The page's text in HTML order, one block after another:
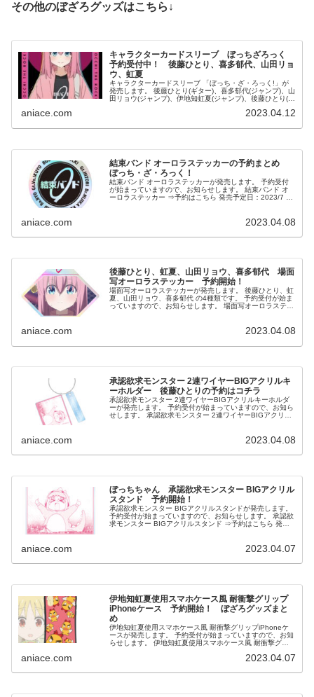
その他のぼざろグッズはこちら↓
キャラクターカードスリーブ ぼっちざろっく
予約受付中！ 後藤ひとり、喜多郁代、山田リョ
ウ、虹夏
キャラクターカードスリーブ 「ぼっち・ざ・ろっく!」が
発売します。 後藤ひとり(ギター)、喜多郁代(ジャンプ)、山
田リョウ(ジャンプ)、伊地知虹夏(ジャンプ)、後藤ひとり(ジ
aniace.com 2023.04.12
結束バンド オーロラステッカーの予約まとめ
ぼっち・ざ・ろっく！
結束バンド オーロラステッカーが発売します。 予約受付
が始まっていますので、お知らせします。 結束バンド オ
ーロラステッカー ⇒予約はこちら 発売予定日：2023/7 参
aniace.com 2023.04.08
後藤ひとり、虹夏、山田リョウ、喜多郁代 場面
写オーロラステッカー 予約開始！
場面写オーロラステッカーが発売します。 後藤ひとり、虹
夏、山田リョウ、喜多郁代 の4種類です。 予約受付が始ま
っていますので、お知らせします。 場面写オーロラステッ
aniace.com 2023.04.08
承認欲求モンスター 2連ワイヤーBIGアクリルキ
ーホルダー 後藤ひとりの予約はコチラ
承認欲求モンスター 2連ワイヤーBIGアクリルキーホルダ
ーが発売します。 予約受付が始まっていますので、お知ら
せします。 承認欲求モンスター 2連ワイヤーBIGアクリル
aniace.com 2023.04.08
ぼっちちゃん 承認欲求モンスター BIGアクリル
スタンド 予約開始！
承認欲求モンスター BIGアクリルスタンドが発売します。
予約受付が始まっていますので、お知らせします。 承認欲
求モンスター BIGアクリルスタンド ⇒予約はこちら 発売
aniace.com 2023.04.07
伊地知虹夏使用スマホケース風 耐衝撃グリップ
iPhoneケース 予約開始！ ぼざろグッズまと
め
伊地知虹夏使用スマホケース風 耐衝撃グリップiPhoneケ
ースが発売します。 予約受付が始まっていますので、お知
らせします。 伊地知虹夏使用スマホケース風 耐衝撃グリ
aniace.com 2023.04.07